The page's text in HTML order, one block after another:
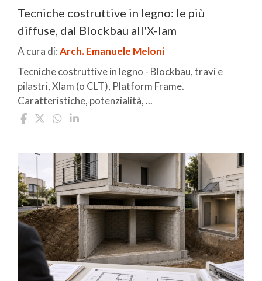
Tecniche costruttive in legno: le più
diffuse, dal Blockbau all'X-lam
A cura di:Arch. Emanuele Meloni
Tecniche costruttive in legno - Blockbau, travi e
pilastri, Xlam (o CLT), Platform Frame.
Caratteristiche, potenzialità, ...